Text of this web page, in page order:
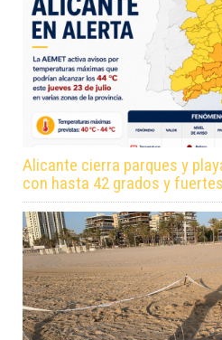
Alicante cierra parques y
con hasta 42 grados y